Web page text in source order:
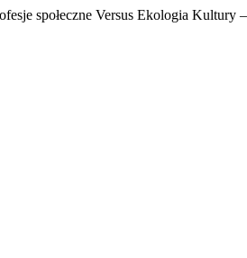
społeczne Versus Ekologia Kultury